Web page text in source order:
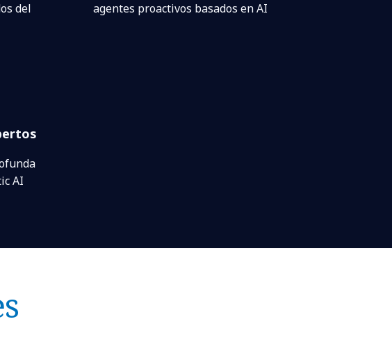
del
agentes proactivos basados en AI
AI